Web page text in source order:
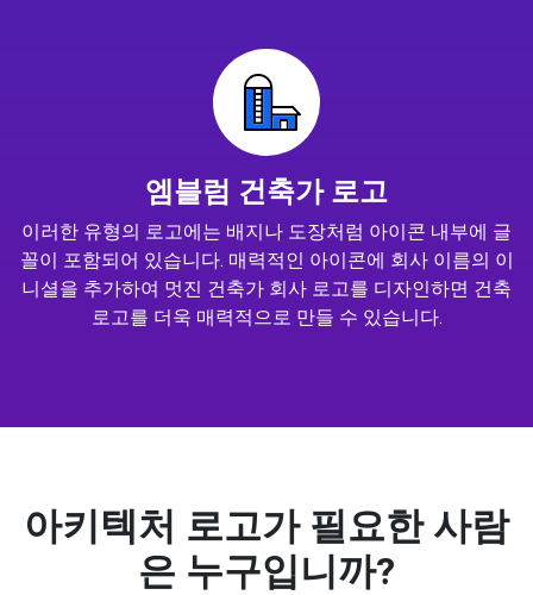
엠블럼 건축가 로고
이러한 유형의 로고에는 배지나 도장처럼 아이콘 내부에 글
꼴이 포함되어 있습니다. 매력적인 아이콘에 회사 이름의 이
니셜을 추가하여 멋진 건축가 회사 로고를 디자인하면 건축
로고를 더욱 매력적으로 만들 수 있습니다.
아키텍처 로고가 필요한 사람
은 누구입니까?